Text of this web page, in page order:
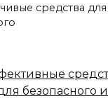
средства